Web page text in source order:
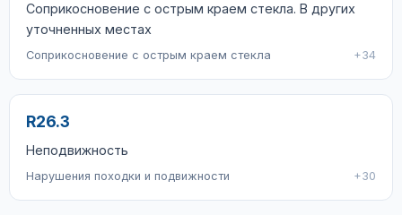
Соприкосновение с острым краем стекла. В других
уточненных местах
Соприкосновение с острым краем стекла +34
R26.3
Неподвижность
Нарушения походки и подвижности +30